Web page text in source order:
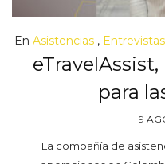
En Asistencias, Entrevistas
para
9
La compañía de